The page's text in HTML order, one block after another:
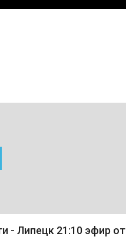
- Липецк 21:10 эфир от